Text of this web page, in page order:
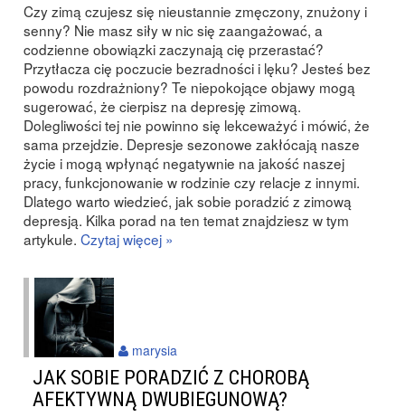
Czy zimą czujesz się nieustannie zmęczony, znużony i
senny? Nie masz siły w nic się zaangażować, a
codzienne obowiązki zaczynają cię przerastać?
Przytłacza cię poczucie bezradności i lęku? Jesteś bez
powodu rozdrażniony? Te niepokojące objawy mogą
sugerować, że cierpisz na depresję zimową.
Dolegliwości tej nie powinno się lekceważyć i mówić, że
sama przejdzie. Depresje sezonowe zakłócają nasze
życie i mogą wpłynąć negatywnie na jakość naszej
pracy, funkcjonowanie w rodzinie czy relacje z innymi.
Dlatego warto wiedzieć, jak sobie poradzić z zimową
depresją. Kilka porad na ten temat znajdziesz w tym
artykule. Czytaj więcej »
JAK SOBIE PORADZIĆ Z CHOROBĄ
AFEKTYWNĄ DWUBIEGUNOWĄ?
marysia